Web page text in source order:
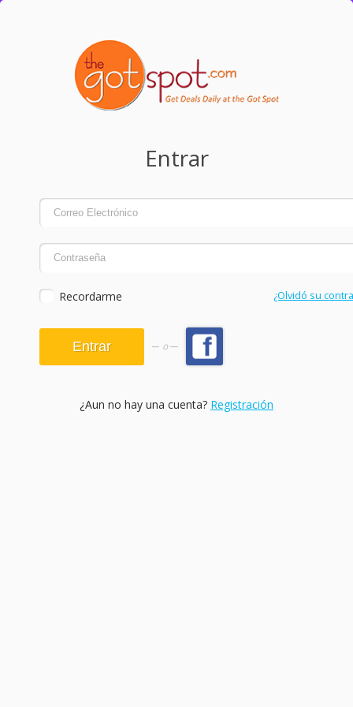
Entrar
Recordarme ¿Olvidó su
o
¿Aun no hay una cuenta? Registración